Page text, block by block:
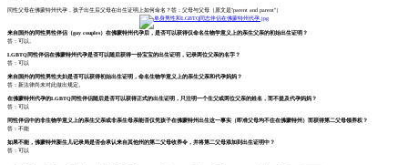
同性父母在佛蒙特州代孕，孩子出生后父母在出生证明上如何命名？答：父母与父母（原文是"parent and parent"）
来自国外的同性男性伴侣（gay couples）在佛蒙特州代孕后，是否可以获得仅命名生物学意义上的亲生父亲的初始出生证明？
答：可以。
LGBTQ同性伴侣在佛蒙特州代孕是否可以随后获得一份宝宝的出生证明，记录两位父亲的名字？
答：可以
来自国外的同性男性夫妇是否可以获得初始出生证明，命名生物学意义上的亲生父亲和代孕妈妈？
答：新法律尚未对此做出规定。
在佛蒙特州代孕的LGBTQ同性伴侣随后是否可以获得正式的出生证明，只注明一个生父或两位父亲的姓名，而不提及代孕妈妈？
答：可以
同性伴侣中的非生物学意义上的亲生父亲或非亲生母亲能否仅凭孩子在佛蒙特州出生这一事实（即准父母均不住在佛蒙特州）而获得第二父母领养权？
答：不能
如果不能，佛蒙特州新生儿记录局是否会承认来自其他州的第二父母收养令，并将第二父母添加到出生证明中？
答：可以